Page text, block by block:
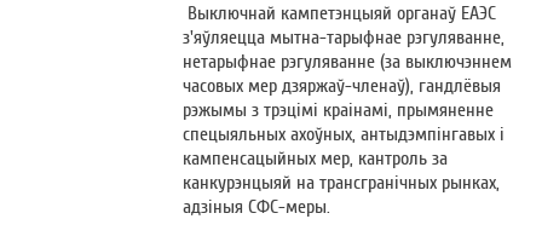
Выключнай кампетэнцыяй органаў ЕАЭС
з'яўляецца мытна-тарыфнае рэгуляванне,
нетарыфнае рэгуляванне (за выключэннем
часовых мер дзяржаў-членаў), гандлёвыя
рэжымы з трэцімі краінамі, прымяненне
спецыяльных ахоўных, антыдэмпінгавых і
кампенсацыйных мер, кантроль за
канкурэнцыяй на трансгранічных рынках,
адзіныя СФС-меры.